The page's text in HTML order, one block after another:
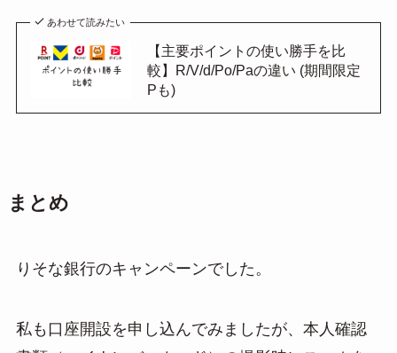
あわせて読みたい
【主要ポイントの使い勝手を比
較】R/V/d/Po/Paの違い (期間限定
Pも)
まとめ
りそな銀行のキャンペーンでした。
私も口座開設を申し込んでみましたが、本人確認